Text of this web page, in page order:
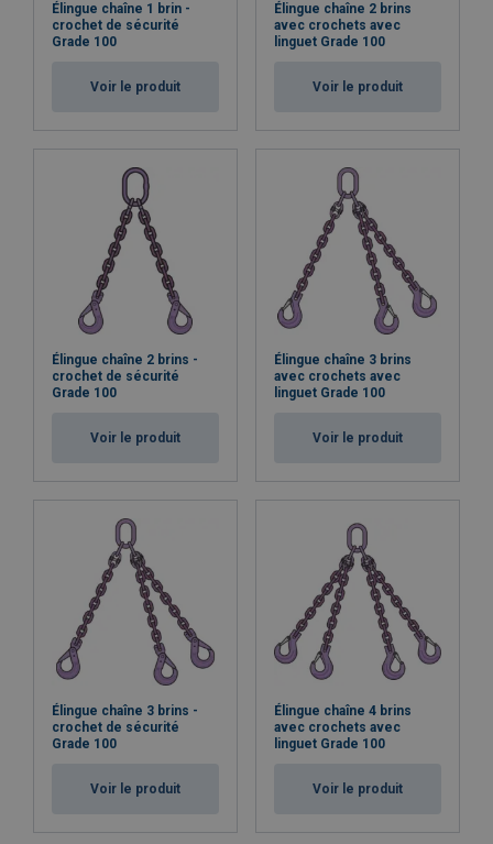
Élingue chaîne 1 brin -
crochet de sécurité
Grade 100
Voir le produit
Élingue chaîne 2 brins
avec crochets avec
linguet Grade 100
Voir le produit
Élingue chaîne 2 brins -
crochet de sécurité
Grade 100
Voir le produit
Élingue chaîne 3 brins
avec crochets avec
linguet Grade 100
Voir le produit
Élingue chaîne 3 brins -
crochet de sécurité
Grade 100
Voir le produit
Élingue chaîne 4 brins
avec crochets avec
linguet Grade 100
Voir le produit